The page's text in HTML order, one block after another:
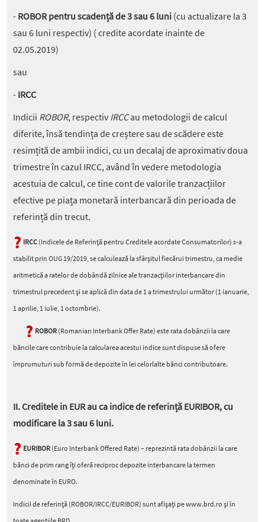
- ROBOR pentru scadență de 3 sau 6 luni (cu actualizare la 3
sau 6 luni respectiv) ( credite acordate inainte de
02.05.2019)
sau
- IRCC
Indicii ROBOR, respectiv IRCCau metodologii de calcul
diferite, însă tendința de creștere sau de scădere este
resimțită de ambii indici, cu un decalaj de aproximativ doua
trimestre în cazul IRCC, având în vedere metodologia
acestuia de calcul, ce tine cont de valorile tranzacțiilor
efective pe piața monetară interbancară din perioada de
referință din trecut.
IRCC (Indicele de Referință pentru Creditele acordate Consumatorilor) s-a
stabilit prin OUG 19/2019, se calculează la sfârșitul fiecărui trimestru, ca medie
aritmetică a ratelor de dobândă zilnice ale tranzacțiilor interbancare din
trimestrul precedent și se aplică din data de 1 a trimestrului următor (1 ianuarie,
1 aprilie, 1 iulie, 1 octombrie).
ROBOR (Romanian Interbank Offer Rate) este rata dobânzii la care
băncile care contribuie la calcularea acestui indice sunt dispuse să ofere
împrumuturi sub formă de depozite în lei celorlalte bănci contributoare.
II. Creditele in EUR au ca indice de referință EURIBOR, cu
modificare la 3 sau 6 luni.
EURIBOR (Euro Interbank Offered Rate) – reprezintă rata dobânzii la care
bănci de prim rang îți oferă reciproc depozite interbancare la termen
denominate în EURO.
Indicii de referință (ROBOR/IRCC/EURIBOR) sunt afișați pe www.brd.ro și în